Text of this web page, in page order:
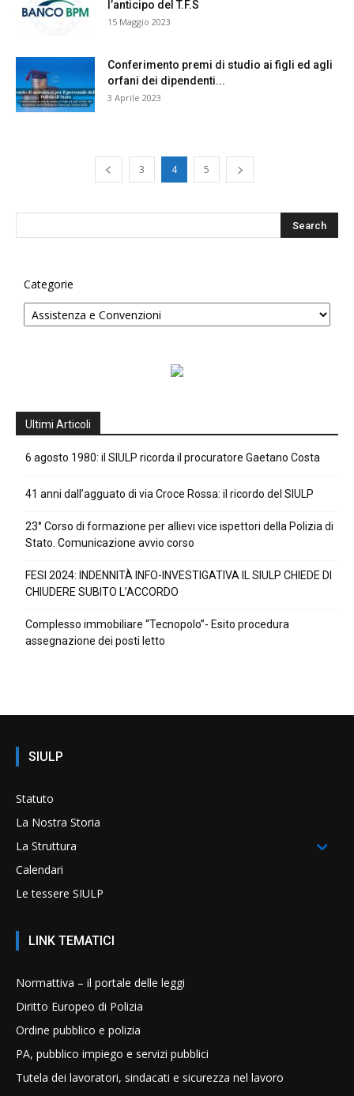
l’anticipo del T.F.S
15 Maggio 2023
Conferimento premi di studio ai figli ed agli
orfani dei dipendenti...
3 Aprile 2023
3 4 5
Categorie
Ultimi Articoli
6 agosto 1980: il SIULP ricorda il procuratore Gaetano Costa
41 anni dall’agguato di via Croce Rossa: il ricordo del SIULP
23° Corso di formazione per allievi vice ispettori della Polizia di
Stato. Comunicazione avvio corso
FESI 2024: INDENNITÀ INFO-INVESTIGATIVA IL SIULP CHIEDE DI
CHIUDERE SUBITO L’ACCORDO
Complesso immobiliare “Tecnopolo”- Esito procedura
assegnazione dei posti letto
SIULP
Statuto
La Nostra Storia
La Struttura
Calendari
Le tessere SIULP
LINK TEMATICI
Normattiva – il portale delle leggi
Diritto Europeo di Polizia
Ordine pubblico e polizia
PA, pubblico impiego e servizi pubblici
Tutela dei lavoratori, sindacati e sicurezza nel lavoro